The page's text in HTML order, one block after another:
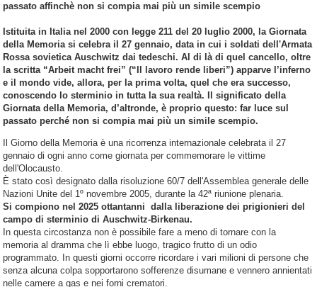
passato affinchè non si compia mai più un simile scempio
Istituita in Italia nel 2000 con legge 211 del 20 luglio 2000, la Giornata
della Memoria si celebra il 27 gennaio, data in cui i soldati dell'Armata
Rossa sovieticaAuschwitz dai tedeschi. Al di là di quel cancello, oltre
la scritta “Arbeit macht frei” (“Il lavoro rende liberi”) apparve l’inferno
e il mondo vide, allora, per la prima volta, quel che era successo,
conoscendo lo sterminio in tutta la sua realtà. Il significato della
Giornata della Memoria, d’altronde, è proprio questo: far luce sul
passato perché non si compia mai più un simile scempio.
Il Giorno della Memoria è una ricorrenza internazionale celebrata il 27
gennaio di ogni anno come giornata per commemorare le vittime
dell'Olocausto.
È stato così designato dalla risoluzione 60/7 dell'Assemblea generale delle
Nazioni Unite del 1º novembre 2005, durante la 42ª riunione plenaria.
Si compiono nel 2025 ottantanni dalla liberazione dei prigionieri del
campo di sterminio di Auschwitz-Birkenau.
In questa circostanza non è possibile fare a meno di tornare con la
memoria al dramma che lì ebbe luogo, tragico frutto di un odio
programmato. In questi giorni occorre ricordare i vari milioni di persone che
senza alcuna colpa sopportarono sofferenze disumane e vennero annientati
nelle camere a gas e nei forni crematori.